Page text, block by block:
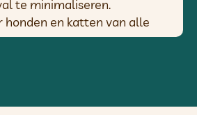
te minimaliseren.
honden en katten van alle